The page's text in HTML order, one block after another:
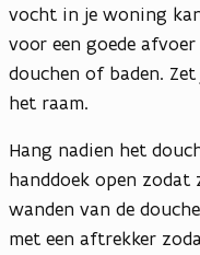
vocht in je woning
voor een goede
douchen of baden.
het raam.
Hang nadien het
handdoek open zodat
wanden van de
met een aftrekker